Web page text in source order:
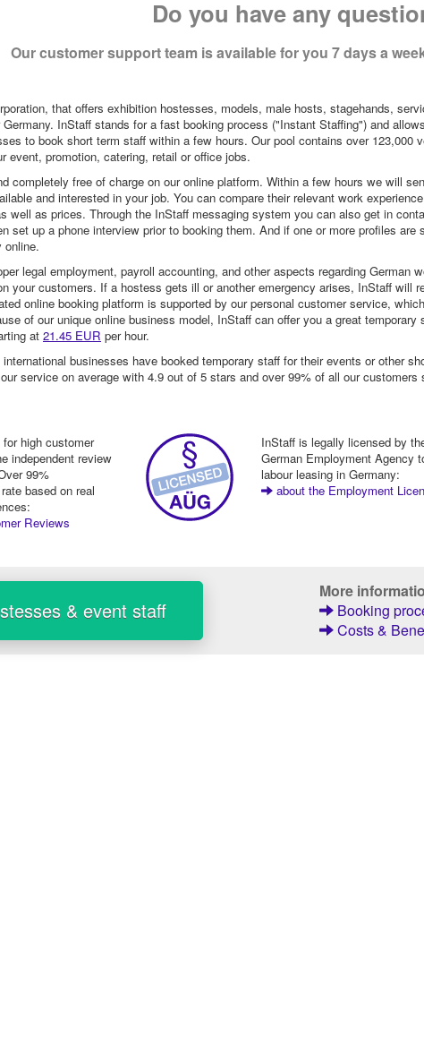
Do you have any
Our customer support team is available for you 7 days a
that offers exhibition hostesses, models, male hosts, stagehands,
InStaff stands for a fast booking process ("Instant Staffing") and allows
to book short term staff within a few hours. Our pool contains over 123,000
event, promotion, catering, retail or office jobs.
completely free of charge on our online platform. Within a few hours we will
and interested in your job. You can compare their relevant work
well as prices. Through the InStaff messaging system you can also get in
set up a phone interview prior to booking them. And if one or more profiles are
online.
legal employment, payroll accounting, and other aspects regarding German
your customers. If a hostess gets ill or another emergency arises, InStaff will
online booking platform is supported by our personal customer service, which
of our unique online business model, InStaff can offer you a great temporary
at 21.45 EUR per hour.
businesses have booked temporary staff for their events or other
service on average with 4.9 out of 5 stars and over 99% of all our customers
high customer
independent review
99%
based on real
Reviews
InStaff is legally licensed by
German Employment Agency
labour leasing in Germany:
about the Employment
& event staff
More
Booking
Costs &